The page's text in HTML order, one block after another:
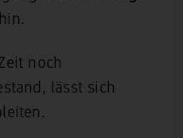
noch
lässt sich